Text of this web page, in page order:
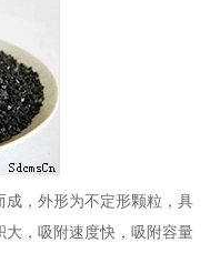
成，外形为不定形颗粒，具
，吸附速度快，吸附容量